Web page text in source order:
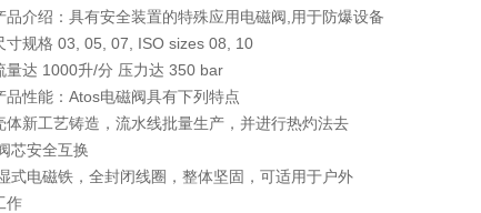
品介绍：具有安全装置的特殊应用电磁阀,用于防爆设备
寸规格 03, 05, 07, ISO sizes 08, 10
量达 1000升/分 压力达 350 bar
品性能：Atos电磁阀具有下列特点
体新工艺铸造，流水线批量生产，并进行热灼法去
芯安全互换
式电磁铁，全封闭线圈，整体坚固，可适用于户外
作